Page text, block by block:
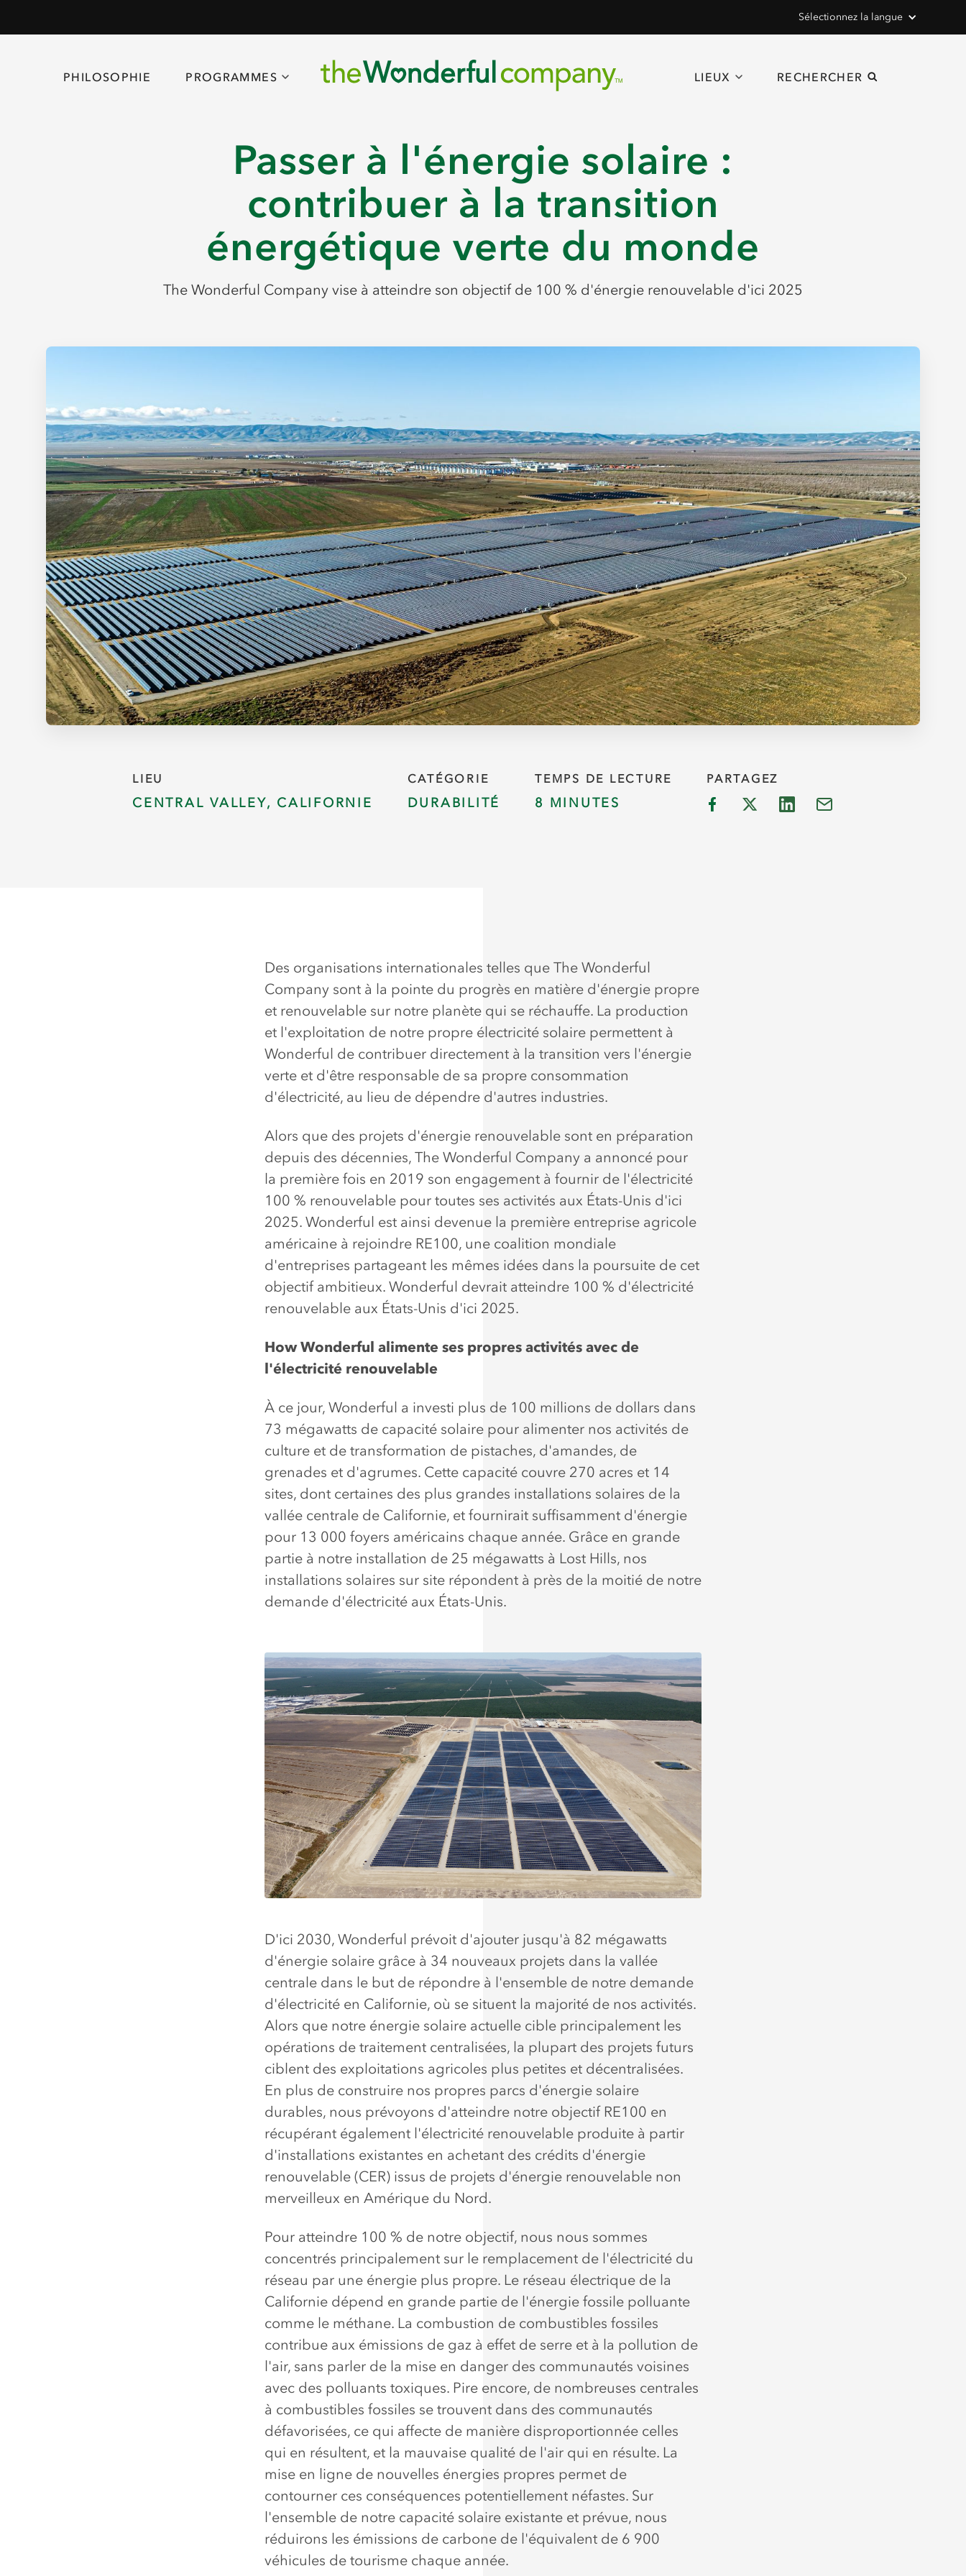
Sélectionnez la langue
PHILOSOPHIE PROGRAMMES LIEUX RECHERCHER
Passer à l'énergie solaire :
contribuer à la transition
énergétique verte du monde
The Wonderful Company vise à atteindre son objectif de 100 % d'énergie renouvelable d'ici 2025
LIEU
CENTRAL VALLEY, CALIFORNIE
CATÉGORIE
DURABILITÉ
TEMPS DE LECTURE
8 MINUTES
PARTAGEZ
Des organisations internationales telles que The Wonderful
Company sont à la pointe du progrès en matière d'énergie propre
et renouvelable sur notre planète qui se réchauffe. La production
et l'exploitation de notre propre électricité solaire permettent à
Wonderful de contribuer directement à la transition vers l'énergie
verte et d'être responsable de sa propre consommation
d'électricité, au lieu de dépendre d'autres industries.
Alors que des projets d'énergie renouvelable sont en préparation
depuis des décennies, The Wonderful Company a annoncé pour
la première fois en 2019 son engagement à fournir de l'électricité
100 % renouvelable pour toutes ses activités aux États-Unis d'ici
2025. Wonderful est ainsi devenue la première entreprise agricole
américaine à rejoindre RE100, une coalition mondiale
d'entreprises partageant les mêmes idées dans la poursuite de cet
objectif ambitieux. Wonderful devrait atteindre 100 % d'électricité
renouvelable aux États-Unis d'ici 2025.
How Wonderful alimente ses propres activités avec de
l'électricité renouvelable
À ce jour, Wonderful a investi plus de 100 millions de dollars dans
73 mégawatts de capacité solaire pour alimenter nos activités de
culture et de transformation de pistaches, d'amandes, de
grenades et d'agrumes. Cette capacité couvre 270 acres et 14
sites, dont certaines des plus grandes installations solaires de la
vallée centrale de Californie, et fournirait suffisamment d'énergie
pour 13 000 foyers américains chaque année. Grâce en grande
partie à notre installation de 25 mégawatts à Lost Hills, nos
installations solaires sur site répondent à près de la moitié de notre
demande d'électricité aux États-Unis.
D'ici 2030, Wonderful prévoit d'ajouter jusqu'à 82 mégawatts
d'énergie solaire grâce à 34 nouveaux projets dans la vallée
centrale dans le but de répondre à l'ensemble de notre demande
d'électricité en Californie, où se situent la majorité de nos activités.
Alors que notre énergie solaire actuelle cible principalement les
opérations de traitement centralisées, la plupart des projets futurs
ciblent des exploitations agricoles plus petites et décentralisées.
En plus de construire nos propres parcs d'énergie solaire
durables, nous prévoyons d'atteindre notre objectif RE100 en
récupérant également l'électricité renouvelable produite à partir
d'installations existantes en achetant des crédits d'énergie
renouvelable (CER) issus de projets d'énergie renouvelable non
merveilleux en Amérique du Nord.
Pour atteindre 100 % de notre objectif, nous nous sommes
concentrés principalement sur le remplacement de l'électricité du
réseau par une énergie plus propre. Le réseau électrique de la
Californie dépend en grande partie de l'énergie fossile polluante
comme le méthane. La combustion de combustibles fossiles
contribue aux émissions de gaz à effet de serre et à la pollution de
l'air, sans parler de la mise en danger des communautés voisines
avec des polluants toxiques. Pire encore, de nombreuses centrales
à combustibles fossiles se trouvent dans des communautés
défavorisées, ce qui affecte de manière disproportionnée celles
qui en résultent, et la mauvaise qualité de l'air qui en résulte. La
mise en ligne de nouvelles énergies propres permet de
contourner ces conséquences potentiellement néfastes. Sur
l'ensemble de notre capacité solaire existante et prévue, nous
réduirons les émissions de carbone de l'équivalent de 6 900
véhicules de tourisme chaque année.